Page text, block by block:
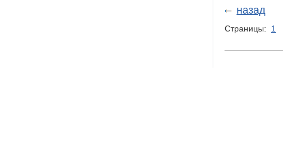
назад
Страницы: 1